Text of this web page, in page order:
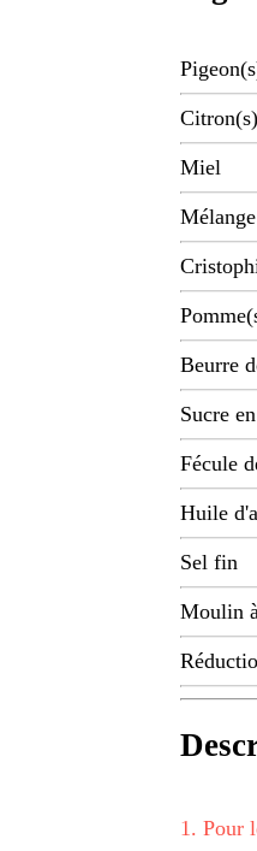
Miel
Beurre
Sucre
Fécule
Huile
Sel fin
Moulin
1 . Pour